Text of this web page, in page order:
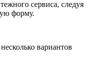
сервиса, следуя
форму.
вариантов